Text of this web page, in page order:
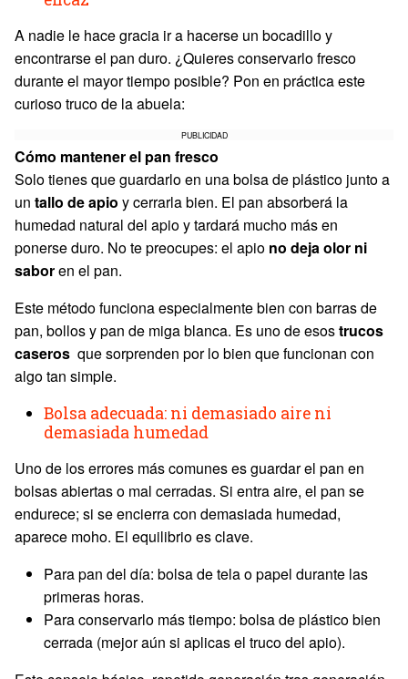
A nadie le hace gracia ir a hacerse un bocadillo y
encontrarse el pan duro. ¿Quieres conservarlo fresco
durante el mayor tiempo posible? Pon en práctica este
curioso truco de la abuela:
PUBLICIDAD
Cómo mantener el pan fresco
Solo tienes que guardarlo en una bolsa de plástico junto a
un tallo de apio y cerrarla bien. El pan absorberá la
humedad natural del apio y tardará mucho más en
ponerse duro. No te preocupes: el apio no deja olor ni
saboren el pan.
Este método funciona especialmente bien con barras de
pan, bollos y pan de miga blanca. Es uno de esostrucos
caseros que sorprenden por lo bien que funcionan con
algo tan simple.
Bolsa adecuada: ni demasiado aire ni
demasiada humedad
Uno de los errores más comunes es guardar el pan en
bolsas abiertas o mal cerradas. Si entra aire, el pan se
endurece; si se encierra con demasiada humedad,
aparece moho. El equilibrio es clave.
Para pan del día: bolsa de tela o papel durante las
primeras horas.
Para conservarlo más tiempo: bolsa de plástico bien
cerrada (mejor aún si aplicas el truco del apio).